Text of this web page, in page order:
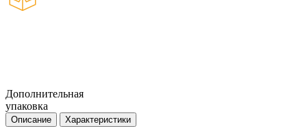
Дополнительная
упаковка
Описание Характеристики